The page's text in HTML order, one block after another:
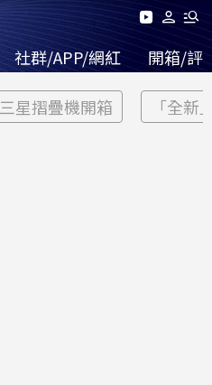
社群/APP/網紅 開箱/評
三星摺疊機開箱 「全新